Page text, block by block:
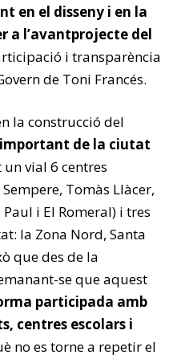
en el disseny i en la
a l’avantprojecte del
i transparència
de Toni Francés.
la construcció del
de la ciutat
vial 6 centres
Tomàs Llàcer,
i El Romeral) i tres
la Zona Nord, Santa
que des de la
se que aquest
participada amb
centres escolars i
no es torne a repetir el